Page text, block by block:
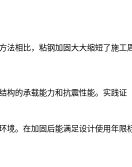
法相比，粘钢加固大大缩短了施工
构的承载能力和抗震性能。实践证
境。在加固后能满足设计使用年限